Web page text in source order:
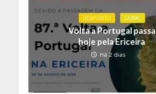
DESPORTO GERAL
Volta a Portugal passa
hoje pela Ericeira
Há 2 dias